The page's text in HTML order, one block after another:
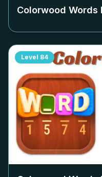
Colorwood Words
Level 84